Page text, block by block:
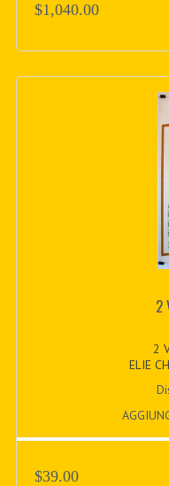
$1,040.00
2
2
ELIE
$39.00